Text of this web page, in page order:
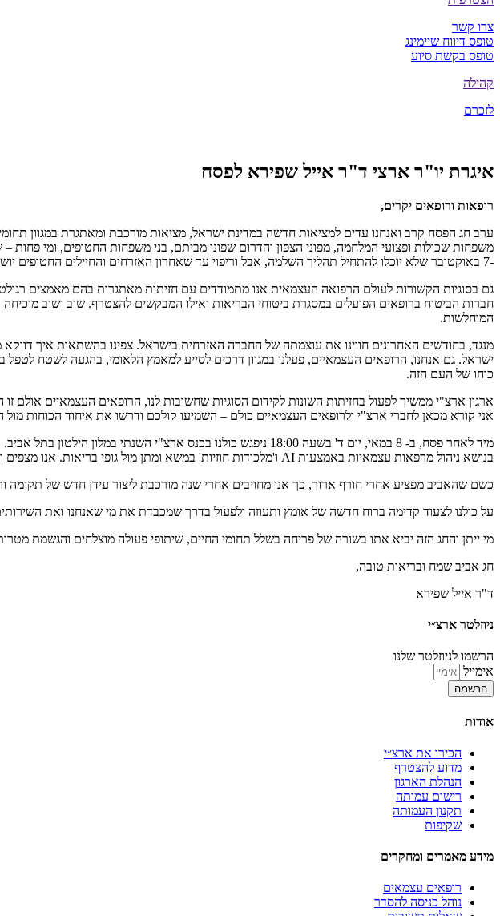
צרו קשר
טופס דיווח שיימינג
טופס בקשת סיוע
קהילה
לזכרם
איגרת יו"ר ארצי ד"ר אייל שפירא לפסח
רופאות ורופאים יקרים,
ערב חג הפסח קרב ואנחנו עדים למציאות חדשה במדינת ישראל, מציאות מורכבת ומאתגרת במגוון
משפחות שכולות ופצועי המלחמה, מפוני הצפון והדרום שפונו מביתם, בני משפחות החטופים, ומי
-7 באוקטובר שלא יוכלו להתחיל תהליך השלמה, אבל וריפוי עד שאחרון האזרחים והחיילים החטופים יושב הביתה.
גם בסוגיות הקשורות לעולם הרפואה העצמאית אנו מתמודדים עם חזיתות מאתגרות בהם מאמצים
חברות הביטוח ברופאים הפועלים במסגרת ביטוחי הבריאות ואילו המבקשים להצטרף. שוב ושוב
המוחלשות.
מנגד, בחודשים האחרונים חווינו את עוצמתה של החברה האזרחית בישראל. צפינו בהשתאות איך דווקא
ישראל. גם אנחנו, הרופאים העצמאיים, פעלנו במגוון דרכים לסייע למאמץ הלאומי, בהגעה לשטח
כוחו של העם הזה.
ארגון ארצ"י ממשיך לפעול בחזיתות השונות לקידום הסוגיות שחשובות לנו, הרופאים העצמאיים
אני קורא מכאן לחברי ארצ"י ולרופאים העצמאיים כולם – השמיעו קולכם ודרשו את איחוד הכוחות
מיד לאחר פסח, ב- 8 במאי, יום ד' בשעה 18:00 ניפגש כולנו בכנס
בנושא ניהול מרפאות עצמאיות באמצעות AI ו'מלכודות חוזיות' במשא ומתן מול גופי בריאות.
אנו מצפים
כשם שהאביב מפציע אחרי חורף ארוך, כך אנו מחויבים אחרי שנה מורכבת ליצור עידן חדש של תקומה
על כולנו לצעוד קדימה ברוח חדשה של אומץ ותעוזה ולפעול בדרך שמכבדת את מי שאנחנו ואת
מי ייתן והחג הזה יביא אתו בשורה של פריחה בשלל תחומי החיים, שיתופי פעולה מוצלחים והגשמת
חג אביב שמח ובריאות טובה,
ד"ר אייל שפירא
ניוזלטר ארצ״י
הרשמו לניוזלטר שלנו
אימייל
הרשמה
אודות
הכירו את ארצ״י
מדוע להצטרף
הנהלת הארגון
רישום עמותה
תקנון העמותה
שקיפות
מידע מאמרים ומחקרים
רופאים עצמאים
נוהל כניסה להסדר